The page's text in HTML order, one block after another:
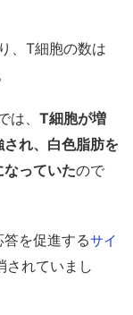
、T細胞の数は
、 T細胞が増
れ、白色脂肪を
っていたので
を促進するサイ
されていまし